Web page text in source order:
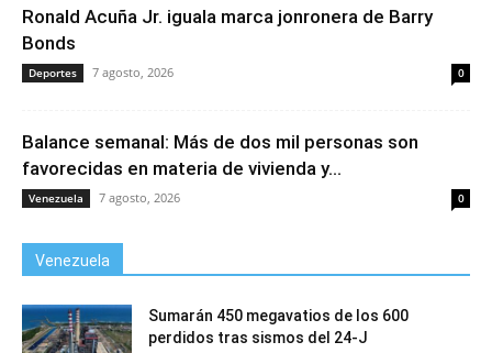
Ronald Acuña Jr. iguala marca jonronera de Barry
Bonds
Deportes 7 agosto, 2026 0
Balance semanal: Más de dos mil personas son
favorecidas en materia de vivienda y...
Venezuela 7 agosto, 2026 0
Venezuela
Sumarán 450 megavatios de los 600
perdidos tras sismos del 24-J